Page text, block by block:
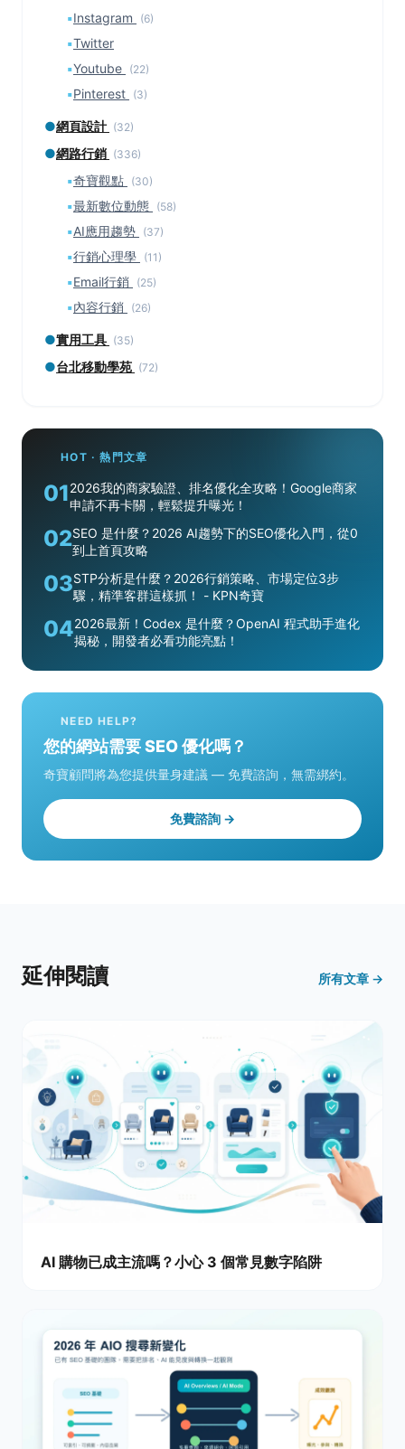
▪Instagram (6)
▪Twitter
▪Youtube (22)
▪Pinterest (3)
●網頁設計 (32)
●網路行銷 (336)
▪奇寶觀點 (30)
▪最新數位動態 (58)
▪AI應用趨勢 (37)
▪行銷心理學 (11)
▪Email行銷 (25)
▪內容行銷 (26)
●實用工具 (35)
●台北移動學苑 (72)
HOT · 熱門文章
012026我的商家驗證、排名優化全攻略！Google商家
申請不再卡關，輕鬆提升曝光！
02SEO 是什麼？2026 AI趨勢下的SEO優化入門，從0
到上首頁攻略
03STP分析是什麼？2026行銷策略、市場定位3步
驟，精準客群這樣抓！ - KPN奇寶
042026最新！Codex 是什麼？OpenAI 程式助手進化
揭秘，開發者必看功能亮點！
NEED HELP?
您的網站需要 SEO 優化嗎？
奇寶顧問將為您提供量身建議 — 免費諮詢，無需綁約。
免費諮詢 →
延伸閱讀 所有文章 →
AI 購物已成主流嗎？小心 3 個常見數字陷阱